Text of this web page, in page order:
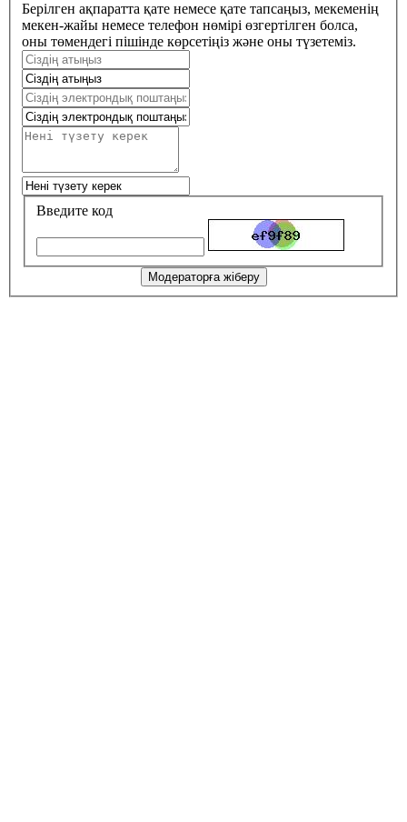
Берілген ақпаратта қате немесе қате тапсаңыз, мекеменің
мекен-жайы немесе телефон нөмірі өзгертілген болса,
оны төмендегі пішінде көрсетіңіз және оны түзетеміз.
Введите код
Модераторға жіберу